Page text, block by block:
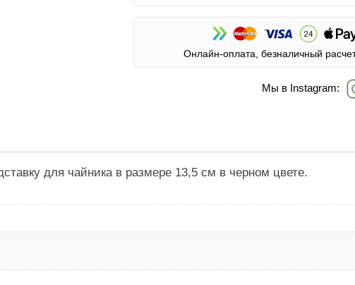
Онлайн-оплата, безналичный
Мы в Instagram:
для чайника в размере 13,5 см в черном цвете.